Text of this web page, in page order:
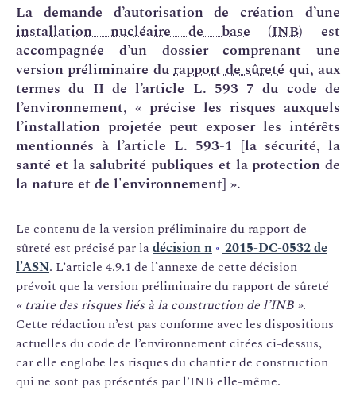
La demande d’autorisation de création d’une
installation nucléaire de base (INB) est
accompagnée d’un dossier comprenant une
version préliminaire durapport de sûreté qui, aux
termes du II de l’article L. 593 7 du code de
l’environnement, « précise les risques auxquels
l’installation projetée peut exposer les intérêts
mentionnés à l’article L. 593-1 [la sécurité, la
santé et la salubrité publiques et la protection de
la nature et de l'environnement] ».
Le contenu de la version préliminaire du rapport de
sûreté est précisé par ladécision n o 2015-DC-0532 de
l’ASN. L’article 4.9.1 de l’annexe de cette décision
prévoit que la version préliminaire du rapport de sûreté
« traite des risques liés à la construction de l’INB ».
Cette rédaction n’est pas conforme avec les dispositions
actuelles du code de l’environnement citées ci-dessus,
car elle englobe les risques du chantier de construction
qui ne sont pas présentés par l’INB elle-même.